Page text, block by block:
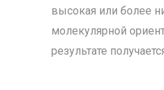
высокая или более
молекулярной
результате